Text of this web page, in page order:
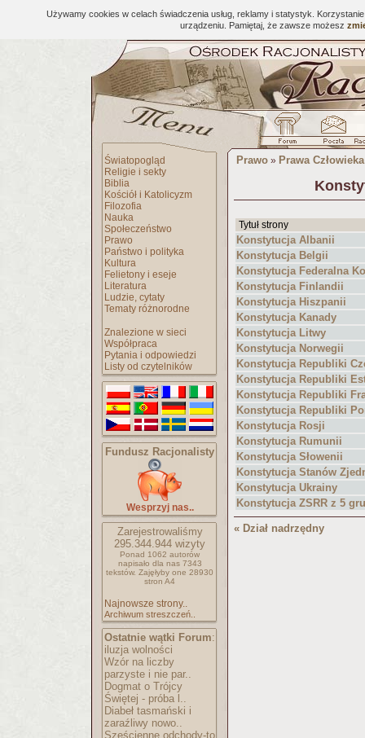
Używamy cookies w celach świadczenia usług, reklamy i statystyk.
urządzeniu. Pamiętaj, że zawsze możesz
Światopogląd
Religie i sekty
Biblia
Kościół i Katolicyzm
Filozofia
Nauka
Społeczeństwo
Prawo
Państwo i polityka
Kultura
Felietony i eseje
Literatura
Ludzie, cytaty
Tematy różnorodne
Znalezione w sieci
Współpraca
Pytania i odpowiedzi
Listy od czytelników
Fundusz Racjonalisty
Wesprzyj nas..
Zarejestrowaliśmy
295.344.944 wizyty
Ponad 1062 autorów
napisało dla nas 7343
tekstów. Zajęłyby one 28930
stron A4
Najnowsze strony..
Archiwum streszczeń..
Ostatnie wątki Forum:
iluzja wolności
Wzór na liczby
parzyste i nie par..
Dogmat o Trójcy
Świętej - próba l..
Diabeł tasmański i
zaraźliwy nowo..
Sześcienne odchody-to
Prawo » Prawa Człowieka
Tytuł strony
Konstytucja Albanii
Konstytucja Belgii
Konstytucja Federalna
Konstytucja Finlandii
Konstytucja Hiszpanii
Konstytucja Kanady
Konstytucja Litwy
Konstytucja Norwegii
Konstytucja Republiki
Konstytucja Republiki
Konstytucja Republiki
Konstytucja Republiki
Konstytucja Rosji
Konstytucja Rumunii
Konstytucja Słowenii
Konstytucja Stanów
Konstytucja Ukrainy
Konstytucja ZSRR z 5
« Dział nadrzędny